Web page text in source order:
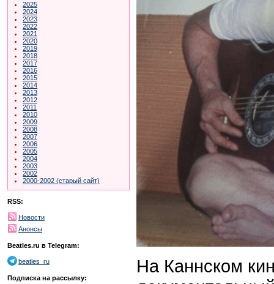
2025
2024
2023
2022
2021
2020
2019
2018
2017
2016
2015
2014
2013
2012
2011
2010
2009
2008
2007
2006
2005
2004
2003
2002
2000-2002 (старый сайт)
RSS:
Новости
Анонсы
Beatles.ru в Telegram:
beatles_ru
Подписка на рассылку:
На Каннском